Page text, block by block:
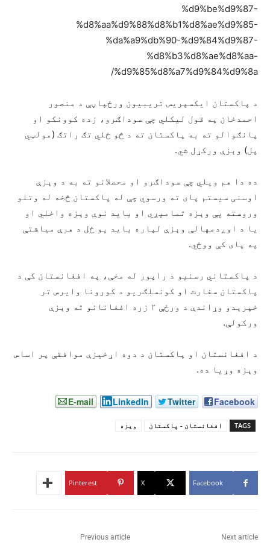
%d9%be%d9%87-
%d8%aa%d9%88%d8%b1%d8%ae%d9%85-
%da%a9%db%90-%d9%84%d9%87-
%d8%b3%d8%ae%d8%aa-
%d9%85%d8%a7%d9%84%d9%8a/
د پاکستان ایکسپریس تریبیون ورځپاڼې د منصور
احمدخان په قول لیکلي چې سوداګرو، زده کوونکو او
پانګوالو ته به پاکستان ته د څو ځلي تګ راتګ (مولټي
پل) وېزې ورکړل شي.
ده دا هم ویلي چې سوداګرو او محصلانو ته به د وېزې
اوسنی سیستم پای ته ورسوي چې له پاکستان څخه له وتلو
وروسته یې وېزه تمامیږي او باید نوې وېزه واخلي او
یا د اوږدمهالې وېزې لپاره باید یو ځل د هرې میاشتې
په پای کې ووځي.
د پاکستاني رسنیو د راپور له مخې، په افغانستان کې د
پاکستان سفارت او کونسلګریو د کورونا وایرس تر
خپرېدو وړاندې د ورځې ۲ زره افغانانو ته وېزې
ورکولې.
د افغانستان او پاکستان د دوه اړخیزې موافقې پر اساس
وېزه وړیا ده.
Facebook
Twitter
LinkedIn
E-mail
TAGS افغانستان - پاکستان ویزه
Facebook
X
Pinterest
Previous article Next article